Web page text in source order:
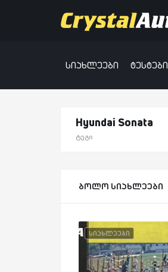
სიახლეები ტესტები
Hyundai Sonata
ტეგი
ბოლო სიახლეები
სიახლეები